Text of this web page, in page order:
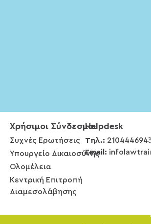
Χρήσιμοι Σύνδεσμοι
Συχνές Ερωτήσεις
Υπουργείο Δικαιοσύνης
Ολομέλεια
Κεντρική Επιτροπή
Διαμεσολάβησης
Helpdesk
Τηλ.: 2104446943
Email: